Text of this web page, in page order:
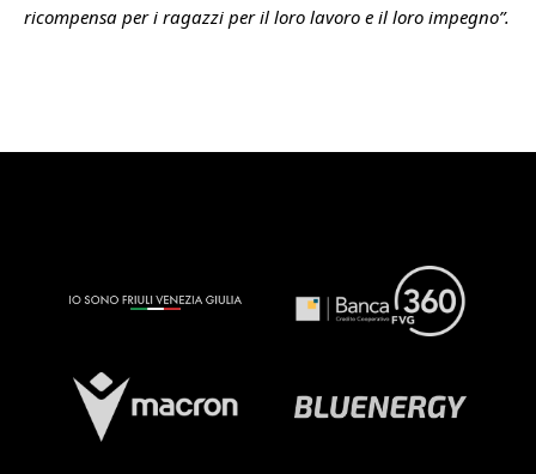
ricompensa per i ragazzi per il loro lavoro e il loro impegno”.